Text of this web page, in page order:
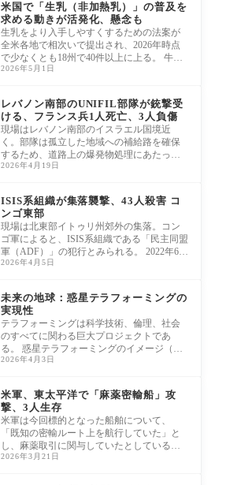
米国で「生乳（非加熱乳）」の普及を
求める動きが活発化、懸念も
生乳をより入手しやすくするための法案が
全米各地で相次いで提出され、2026年時点
で少なくとも18州で40件以上に上る。 牛乳
のイメー
2026年5月1日
レバノン南部のUNIFIL部隊が銃撃受
ける、フランス兵1人死亡、3人負傷
現場はレバノン南部のイスラエル国境近
く。部隊は孤立した地域への補給路を確保
するため、道路上の爆発物処理にあたって
いた。 20
2026年4月19日
ISIS系組織が集落襲撃、43人殺害 コ
ンゴ東部
現場は北東部イトゥリ州郊外の集落。コン
ゴ軍によると、ISIS系組織である「民主同盟
軍（ADF）」の犯行とみられる。 2022年6月
26日／コ
2026年4月5日
未来の地球：惑星テラフォーミングの
実現性
テラフォーミングは科学技術、倫理、社会
のすべてに関わる巨大プロジェクトであ
る。 惑星テラフォーミングのイメージ（Get
ty Images
2026年4月3日
米軍、東太平洋で「麻薬密輸船」攻
撃、3人生存
米軍は今回標的となった船舶について、
「既知の密輸ルート上を航行していた」と
し、麻薬取引に関与していたとしている。
米海軍
2026年3月21日